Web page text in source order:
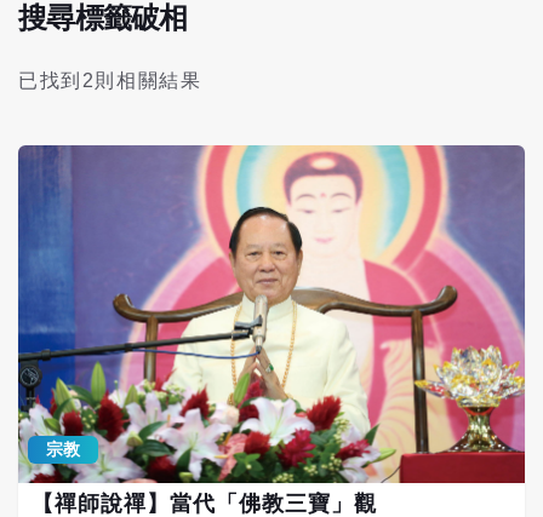
搜尋標籤破相
已找到2則相關結果
宗教
【禪師說禪】當代「佛教三寶」觀